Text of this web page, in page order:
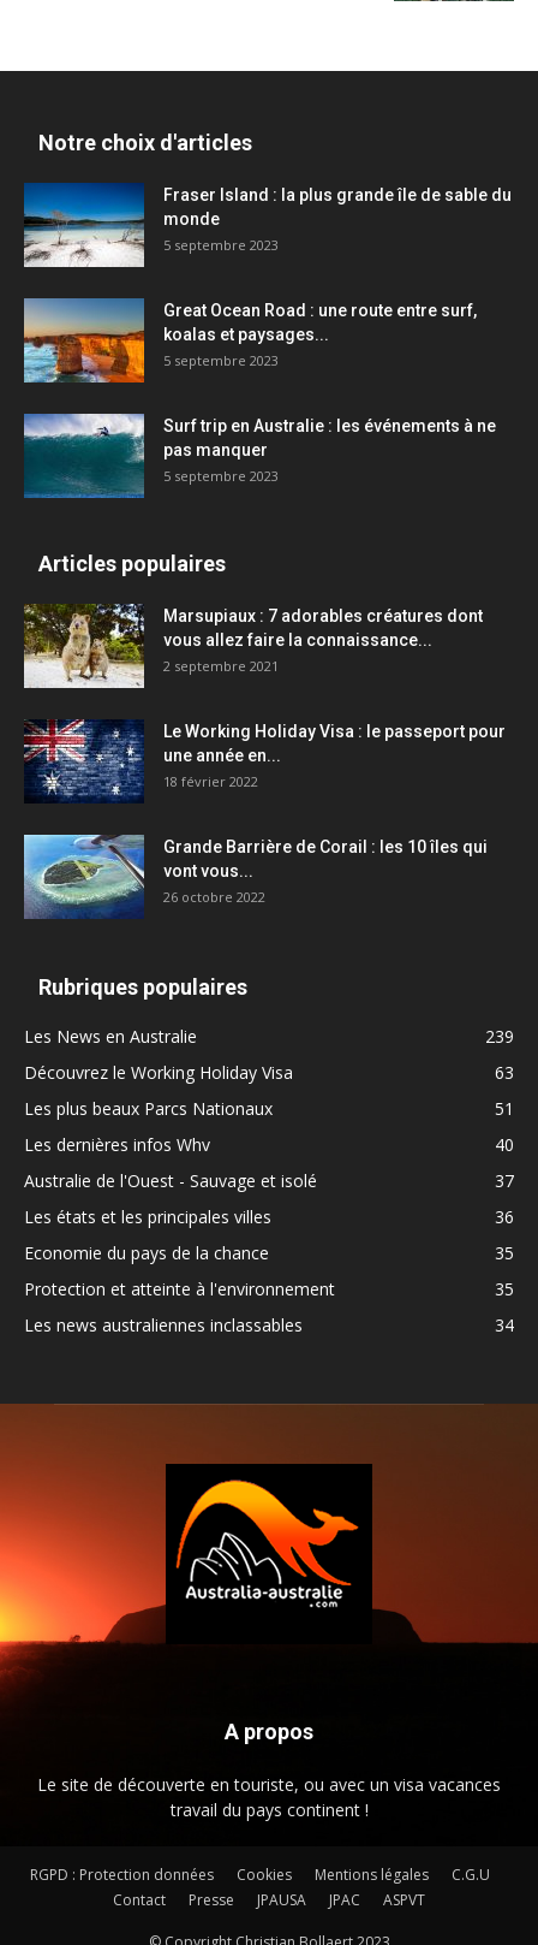
Notre choix d'articles
Fraser Island : la plus grande île de sable du
monde
5 septembre 2023
Great Ocean Road : une route entre surf,
koalas et paysages...
5 septembre 2023
Surf trip en Australie : les événements à ne
pas manquer
5 septembre 2023
Articles populaires
Marsupiaux : 7 adorables créatures dont
vous allez faire la connaissance...
2 septembre 2021
Le Working Holiday Visa : le passeport pour
une année en...
18 février 2022
Grande Barrière de Corail : les 10 îles qui
vont vous...
26 octobre 2022
Rubriques populaires
Les News en Australie
239
Découvrez le Working Holiday Visa
63
Les plus beaux Parcs Nationaux
51
Les dernières infos Whv
40
Australie de l'Ouest - Sauvage et isolé
37
Les états et les principales villes
36
Economie du pays de la chance
35
Protection et atteinte à l'environnement
35
Les news australiennes inclassables
34
A propos
Le site de découverte en touriste, ou avec un visa vacances
travail du pays continent !
RGPD : Protection données Cookies Mentions légales
C.G.U
Contact
Presse JPAUSA JPAC ASPVT